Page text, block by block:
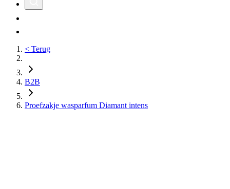
< Terug
B2B
Proefzakje wasparfum Diamant intens